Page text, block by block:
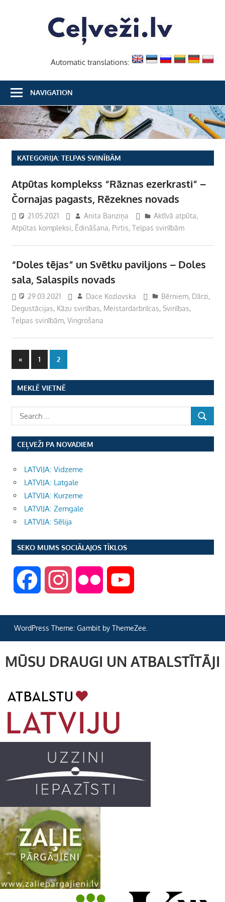
Automatic translations:
NAVIGATION
KATEGORIJA: TELPAS SVINĪBĀM
Atpūtas komplekss “Rāznas ezerkrasti” –
Čornajas pagasts, Rēzeknes novads
21.05.2021 Anita Banziņa Aktīvā atpūta,
Atpūtas kompleksi, Ēdināšana, Pirtis, Telpas svinībām
“Doles tējas” un Svētku paviljons – Doles
sala, Salaspils novads
29.03.2021 Dace Kozlovska Bērniem, Dārzi,
Degustācijas, Kāzu svinības, Meistardarbnīcas, Svinības,
Telpas svinībām, Vingrošana
Ziņu
numerācija
pēc
lappusēm
«Previous
Posts
1 2
MEKLĒ VIETNĒ
CEĻVEŽI PA NOVADIEM
LATVIJA: Vidzeme
LATVIJA: Latgale
LATVIJA: Kurzeme
LATVIJA: Zemgale
LATVIJA: Sēlija
SEKO MUMS SOCIĀLAJOS TĪKLOS
c
e
o
o
s
t
g
r
a
m
i
r
u
T
e
WordPress Theme: Gambit by ThemeZee.
MŪSU DRAUGI UN ATBALSTĪTĀJI